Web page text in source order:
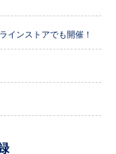
インストアでも開催！